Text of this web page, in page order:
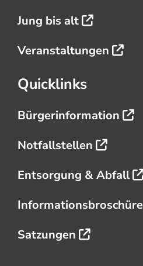
Jung bis alt
Veranstaltungen
Quicklinks
Bürgerinformation
Notfallstellen
Entsorgung & Abfall
Informationsbroschüre
Satzungen